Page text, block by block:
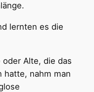
lernten es die
Alte, die das
hatte, nahm man